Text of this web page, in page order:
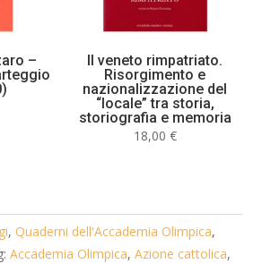
–
Il veneto rimpatriato.
Risorgimento e
nazionalizzazione del
“locale” tra storia,
storiografia e memoria
18,00 €
,Quaderni dell'Accademia Olimpica,
Accademia Olimpica,Azione cattolica,